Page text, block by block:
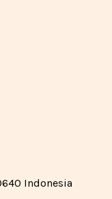
Indonesia